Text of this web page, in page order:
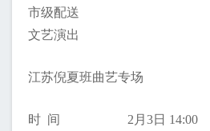
市级配送
文艺演出
江苏倪夏班曲艺专场
时 间 2月3日 14:00